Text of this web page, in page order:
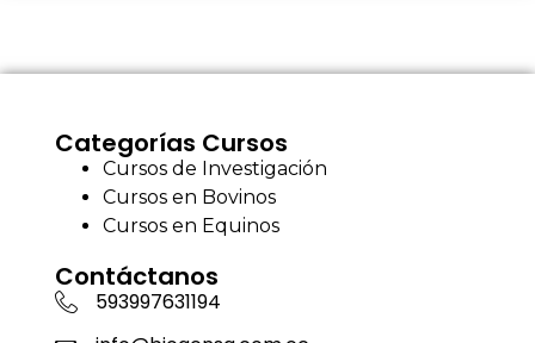
Categorías Cursos
Cursos de Investigación
Cursos en Bovinos
Cursos en Equinos
Contáctanos
593997631194